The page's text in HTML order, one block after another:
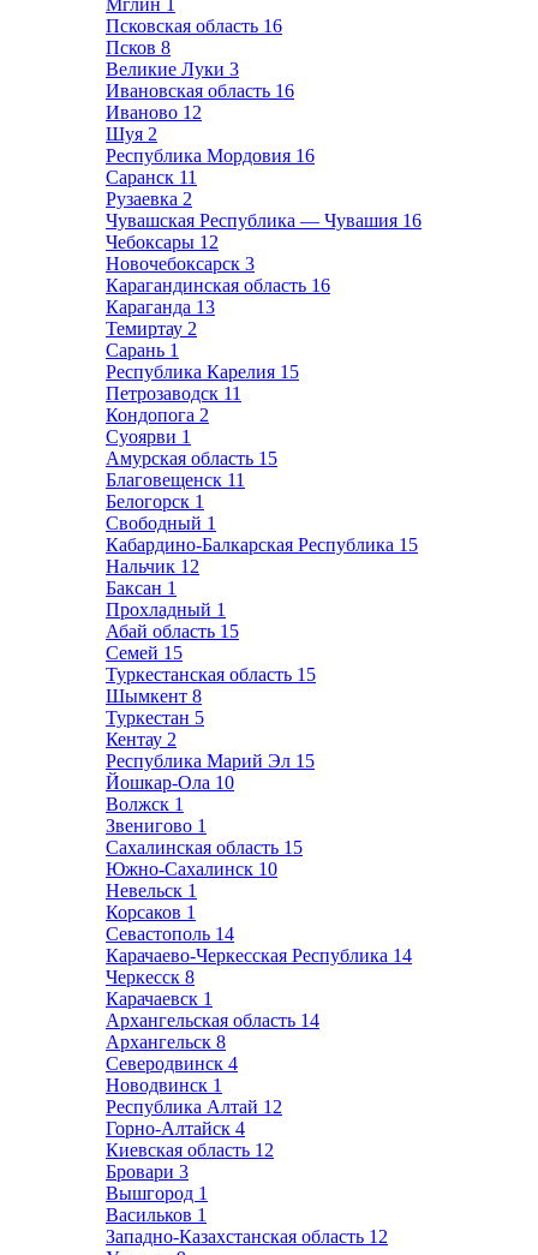
Мглин 1
Псковская область 16
Псков 8
Великие Луки 3
Ивановская область 16
Иваново 12
Шуя 2
Республика Мордовия 16
Саранск 11
Рузаевка 2
Чувашская Республика — Чувашия 16
Чебоксары 12
Новочебоксарск 3
Карагандинская область 16
Караганда 13
Темиртау 2
Сарань 1
Республика Карелия 15
Петрозаводск 11
Кондопога 2
Суоярви 1
Амурская область 15
Благовещенск 11
Белогорск 1
Свободный 1
Кабардино-Балкарская Республика 15
Нальчик 12
Баксан 1
Прохладный 1
Абай область 15
Семей 15
Туркестанская область 15
Шымкент 8
Туркестан 5
Кентау 2
Республика Марий Эл 15
Йошкар-Ола 10
Волжск 1
Звенигово 1
Сахалинская область 15
Южно-Сахалинск 10
Невельск 1
Корсаков 1
Севастополь 14
Карачаево-Черкесская Республика 14
Черкесск 8
Карачаевск 1
Архангельская область 14
Архангельск 8
Северодвинск 4
Новодвинск 1
Республика Алтай 12
Горно-Алтайск 4
Киевская область 12
Бровари 3
Вышгород 1
Васильков 1
Западно-Казахстанская область 12